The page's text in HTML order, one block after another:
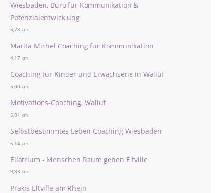
Wiesbaden, Büro für Kommunikation &
Potenzialentwicklung
3,78 km
Marita Michel Coaching für Kommunikation
4,17 km
Coaching für Kinder und Erwachsene in Walluf
5,00 km
Motivations-Coaching, Walluf
5,01 km
Selbstbestimmtes Leben Coaching Wiesbaden
5,14 km
Ellatrium - Menschen Raum geben Eltville
9,83 km
Praxis Eltville am Rhein